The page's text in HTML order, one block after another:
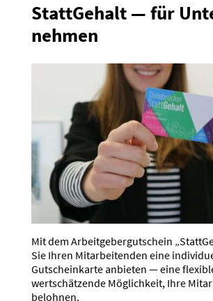
Statt­Gehalt — für
nehmen
Mit dem Arbeit­ge­ber­gut­schein
Sie Ihren Mitar­bei­tenden eine
Gutschein­karte anbieten — eine
wertschät­zende Möglichkeit, Ihre
belohnen.